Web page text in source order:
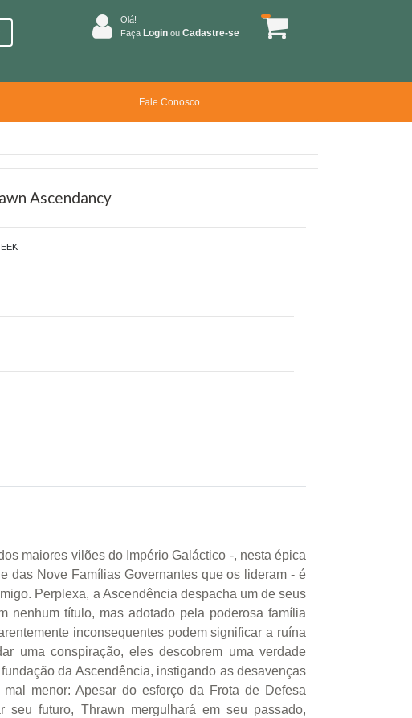
Olá!
Faça Login ou Cadastre-se
Fale Conosco
Ascendancy
maiores vilões do Império Galáctico -, nesta épica
das Nove Famílias Governantes que os lideram - é
Perplexa, a Ascendência despacha um de seus
nenhum título, mas adotado pela poderosa família
inconsequentes podem significar a ruína
uma conspiração, eles descobrem uma verdade
da Ascendência, instigando as desavenças
menor: Apesar do esforço da Frota de Defesa
futuro, Thrawn mergulhará em seu passado,